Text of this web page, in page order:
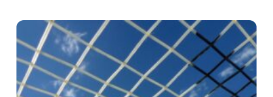
om titeln som världsmästare. En av de me...